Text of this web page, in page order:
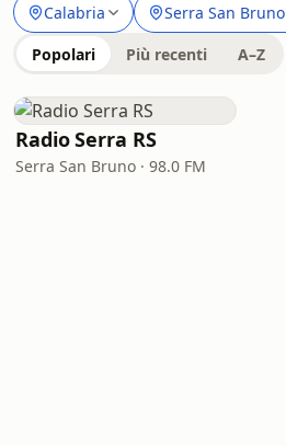
Calabria Serra San Bruno
Popolari Più recenti A–Z
Radio Serra RS
Serra San Bruno · 98.0 FM